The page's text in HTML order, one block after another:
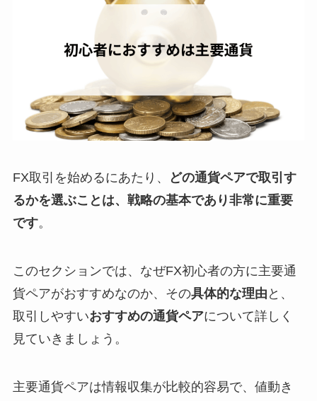
FX取引を始めるにあたり、
どの通貨ペアで取引す
るかを選ぶことは、戦略の基本であり非常に重要
です。
このセクションでは、なぜFX初心者の方に主要通
貨ペアがおすすめなのか、その具体的な理由 と、
取引しやすいおすすめの通貨ペアについて詳しく
見ていきましょう。
主要通貨ペアは情報収集が比較的容易で、値動き